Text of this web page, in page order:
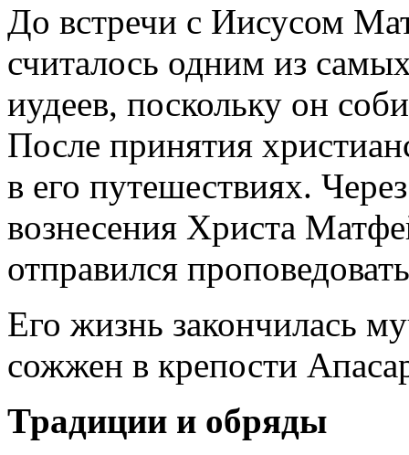
До встречи с Иисусом
считалось одним из
иудеев, поскольку он
После принятия
в его путешествиях.
вознесения Христа
отправился
Его жизнь закончилась
сожжен в крепости
Традиции и обряды